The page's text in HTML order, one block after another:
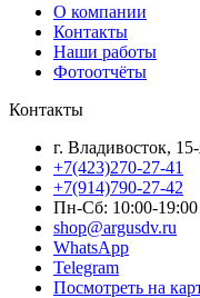
О компании
Контакты
Наши работы
Фотоотчёты
Контакты
г. Владивосток,
+7(423)270-27-41
+7(914)790-27-42
Пн-Сб: 10:00-19:00
shop@argusdv.ru
WhatsApp
Telegram
Посмотреть на